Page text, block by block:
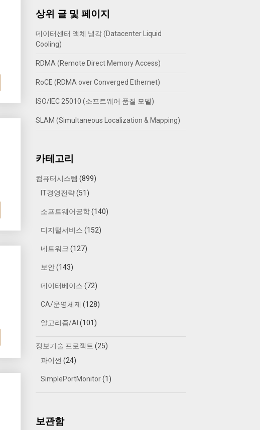
상위 글 및 페이지
데이터센터 액체 냉각 (Datacenter Liquid
Cooling)
RDMA (Remote Direct Memory Access)
RoCE (RDMA over Converged Ethernet)
ISO/IEC 25010 (소프트웨어 품질 모델)
SLAM (Simultaneous Localization & Mapping)
카테고리
컴퓨터시스템 (899)
IT경영전략(51)
소프트웨어공학(140)
디지털서비스 (152)
네트워크 (127)
보안(143)
데이터베이스 (72)
CA/운영체제 (128)
알고리즘/AI (101)
정보기술 프로젝트 (25)
파이썬 (24)
SimplePortMonitor(1)
보관함